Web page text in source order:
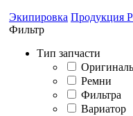
Экипировка Продукция
Фильтр
Тип запчасти
Ремни
Фильтра
Вариатор